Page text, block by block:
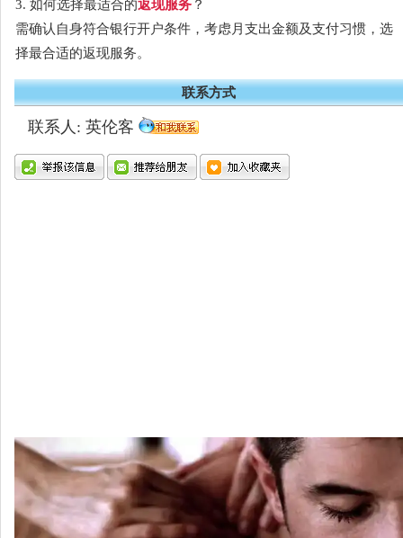
3. 如何选择最适合的返现服务 ？
需确认自身符合银行开户条件，考虑月支出金额及支付习惯，选
择最合适的返现服务。
联系方式
联系人: 英伦客